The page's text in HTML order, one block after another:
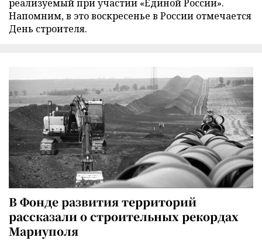
реализуемый при участии «Единой России».
Напомним, в это воскресенье в России отмечается
День строителя.
В Фонде развития территорий
рассказали о строительных рекордах
Мариуполя